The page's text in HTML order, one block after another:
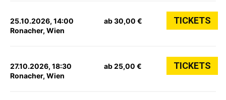
25.10.2026, 14:00
Ronacher, Wien
ab 30,00 € TICKETS
27.10.2026, 18:30
Ronacher, Wien
ab 25,00 € TICKETS